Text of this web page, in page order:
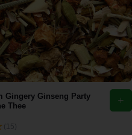
Gingery Ginseng Party
Thee